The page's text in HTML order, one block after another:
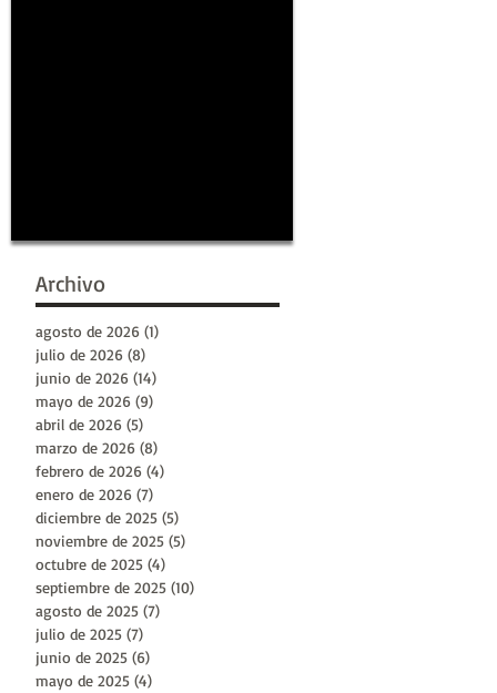
Archivo
agosto de 2026 (1)
julio de 2026 (8)
junio de 2026 (14)
mayo de 2026 (9)
abril de 2026 (5)
marzo de 2026 (8)
febrero de 2026 (4)
enero de 2026 (7)
diciembre de 2025 (5)
noviembre de 2025 (5)
octubre de 2025 (4)
septiembre de 2025 (10)
agosto de 2025 (7)
julio de 2025 (7)
junio de 2025 (6)
mayo de 2025 (4)